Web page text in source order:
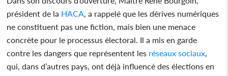
président de la HACA , a rappelé que les dérives numériques
ne constituent pas une fiction, mais bien une menace
concrète pour le processus électoral. Il a mis en garde
contre les dangers que représentent les réseaux sociaux
qui, dans d’autres pays, ont déjà influencé des élections en